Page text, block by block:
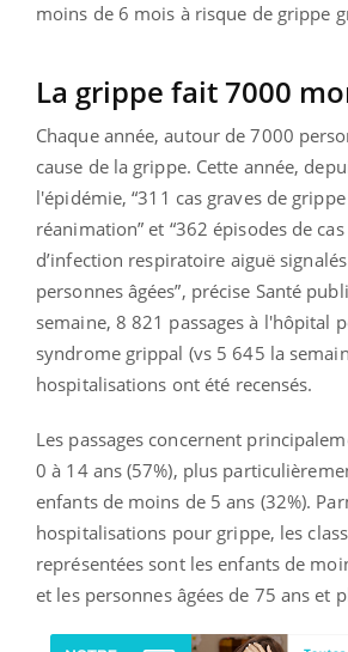
moins de 6 mois à risque de grippe
La grippe fait 7000
Chaque année, autour de 7000
cause de la grippe. Cette année,
l'épidémie, “311 cas graves de
réanimation” et “362 épisodes de
d’infection respiratoire aiguë
personnes âgées”, précise Santé
semaine, 8 821 passages à l'hôpital
syndrome grippal (vs 5 645 la
hospitalisations ont été recensés.
Les passages concernent
0 à 14 ans (57%), plus
enfants de moins de 5 ans (32%).
hospitalisations pour grippe, les
représentées sont les enfants de
et les personnes âgées de 75 ans et